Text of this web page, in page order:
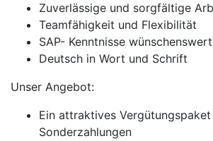
Zuverlässige und sorgfältige
Teamfähigkeit und Flexibilität
SAP- Kenntnisse wünschenswert
Deutsch in Wort und Schrift
Unser Angebot:
Ein attraktives Vergütungspaket
Sonderzahlungen